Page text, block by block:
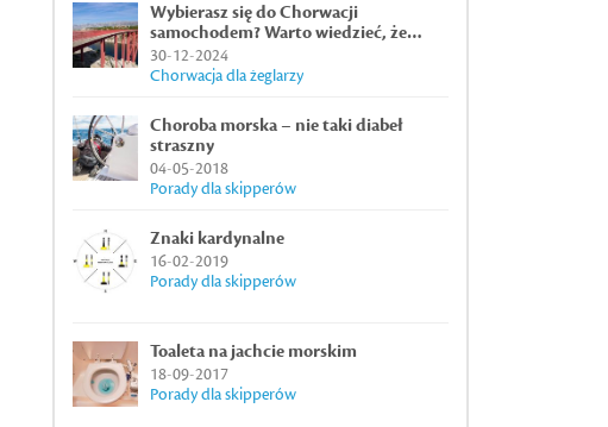
Wybierasz się do Chorwacji
samochodem? Warto wiedzieć, że…
30-12-2024
Chorwacja dla żeglarzy
Choroba morska – nie taki diabeł
straszny
04-05-2018
Porady dla skipperów
Znaki kardynalne
16-02-2019
Porady dla skipperów
Toaleta na jachcie morskim
18-09-2017
Porady dla skipperów